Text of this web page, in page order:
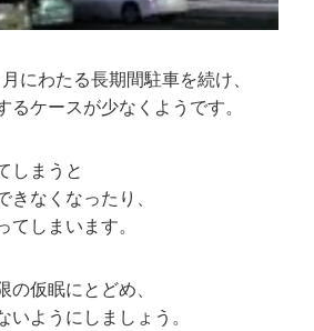
にわたる長期間駐車を続け、
ケースが少なくようです。
しまうと
なくなったり、
しまいます。
仮眠にとどめ、
ようにしましょう。